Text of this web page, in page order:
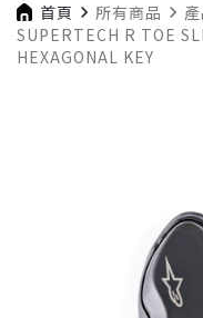
首頁 navigate_next 所有商品 navigate_next
SUPERTECH R TOE
HEXAGONAL KEY